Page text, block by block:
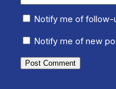
Notify me of follow-
Notify me of new